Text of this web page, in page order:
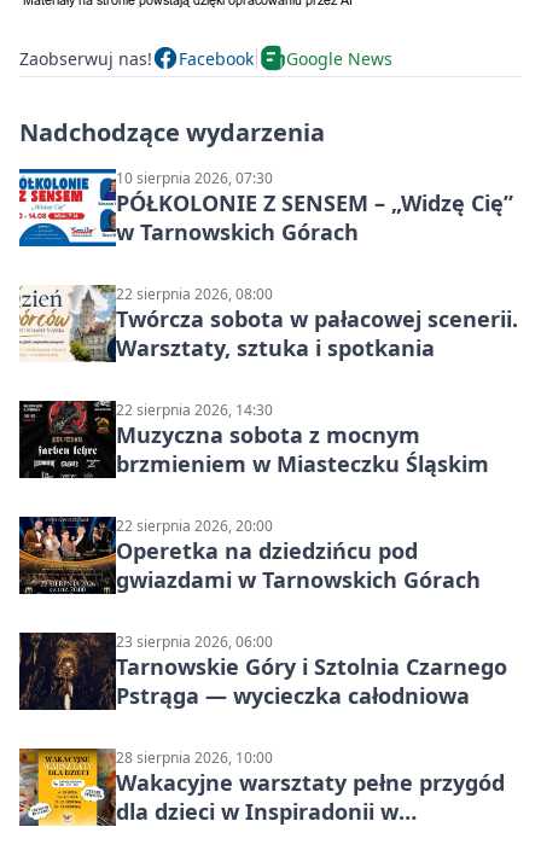
Zaobserwuj nas! Facebook Google News
Nadchodzące wydarzenia
10 sierpnia 2026, 07:30
PÓŁKOLONIE Z SENSEM – „Widzę Cię”
w Tarnowskich Górach
22 sierpnia 2026, 08:00
Twórcza sobota w pałacowej scenerii.
Warsztaty, sztuka i spotkania
22 sierpnia 2026, 14:30
Muzyczna sobota z mocnym
brzmieniem w Miasteczku Śląskim
22 sierpnia 2026, 20:00
Operetka na dziedzińcu pod
gwiazdami w Tarnowskich Górach
23 sierpnia 2026, 06:00
Tarnowskie Góry i Sztolnia Czarnego
Pstrąga — wycieczka całodniowa
28 sierpnia 2026, 10:00
Wakacyjne warsztaty pełne przygód
dla dzieci w Inspiradonii w